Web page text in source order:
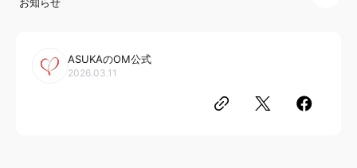
ASUKAのOM公式
2026.03.11